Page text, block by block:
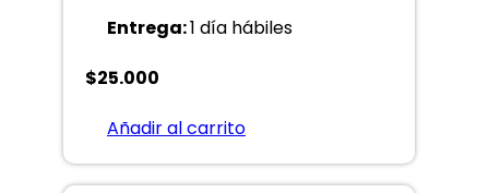
Entrega:1 día hábiles
$25.000
Añadir al carrito